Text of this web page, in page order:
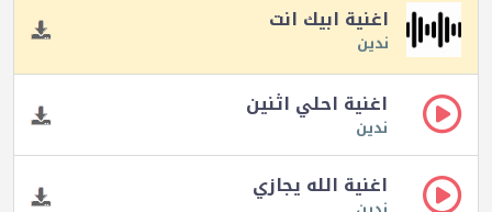
اغنية ابيك انت
ندين
اغنية احلي اثنين
ندين
اغنية الله يجازي